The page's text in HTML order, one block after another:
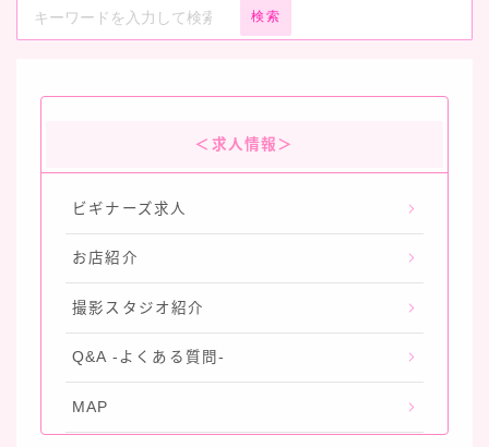
検索
＜求人情報＞
ビギナーズ求人
お店紹介
撮影スタジオ紹介
Q&A -よくある質問-
MAP